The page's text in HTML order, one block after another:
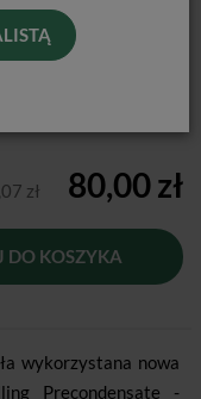
zł 80,00 zł
DO KOSZYKA
wykorzystana nowa
Precondensate -